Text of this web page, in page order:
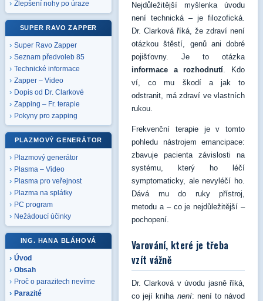
Zlepšení nohy po úraze
SUPER RAVO ZAPPER
Super Ravo Zapper
Seznam předvoleb 85
Technické informace
Zapper – Video
Dopis od Dr. Clarkové
Zapping – Fr. terapie
Pokyny pro zapping
PLAZMOVÝ GENERÁTOR
Plazmový generátor
Plasma – Video
Plasma pro veřejnost
Plazma na splátky
PC program
Nežádoucí účinky
ING. HANA BLÁHOVÁ
Úvod
Obsah
Proč o parazitech nevíme
Parazité
Nejdůležitější myšlenka úvodu
není technická – je filozofická.
Dr. Clarková říká, že zdraví není
otázkou štěstí, genů ani dobré
pojišťovny. Je to otázka
informace a rozhodnutí. Kdo
ví, co mu škodí a jak to
odstranit, má zdraví ve vlastních
rukou.
Frekvenční terapie je v tomto
pohledu nástrojem emancipace:
zbavuje pacienta závislosti na
systému, který ho léčí
symptomaticky, ale nevyléčí ho.
Dává mu do ruky přístroj,
metodu a – co je nejdůležitější –
pochopení.
Varování, které je třeba
vzít vážně
Dr. Clarková v úvodu jasně říká,
co její kniha není: není to návod